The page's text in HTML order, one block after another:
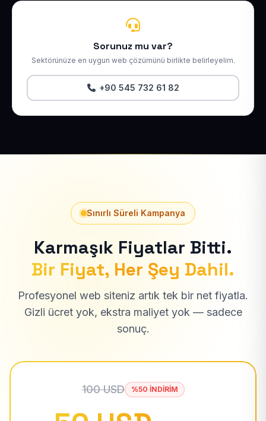
Sorunuz mu var?
Sektörünüze en uygun web çözümünü birlikte belirleyelim.
+90 545 732 61 82
Sınırlı Süreli Kampanya
Karmaşık Fiyatlar Bitti.
Bir Fiyat, Her Şey Dahil.
Profesyonel web siteniz artık tek bir net fiyatla.
Gizli ücret yok, ekstra maliyet yok — sadece
sonuç.
100 USD %50 İNDİRİM